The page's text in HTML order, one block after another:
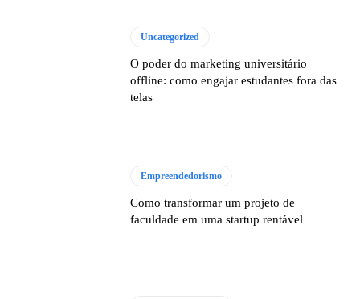
Uncategorized
O poder do marketing universitário
offline: como engajar estudantes fora das
telas
Empreendedorismo
Como transformar um projeto de
faculdade em uma startup rentável